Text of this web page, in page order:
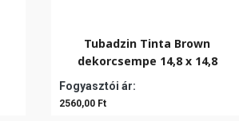
Tubadzin Tinta Brown
dekorcsempe 14,8 x 14,8
Fogyasztói ár:
2560,00 Ft